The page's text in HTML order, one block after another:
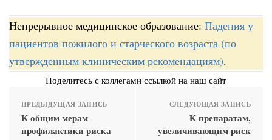
Непрерывное медицинское образование: Падения у
пациентов пожилого и старческого возраста (по
утвержденным клиническим рекомендациям).
Поделитесь с коллегами ссылкой на наш сайт
ПРЕДЫДУЩАЯ ЗАПИСЬ
К общим мерам
профилактики риска
СЛЕДУЮЩАЯ ЗАПИСЬ
К препаратам,
увеличивающим риск